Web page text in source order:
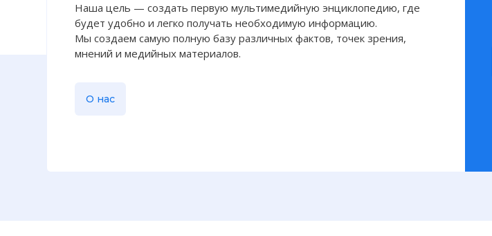
Наша цель — создать первую мультимедийную энциклопедию, где
будет удобно и легко получать необходимую информацию.
Мы создаем самую полную базу различных фактов, точек зрения,
мнений и медийных материалов.
О нас